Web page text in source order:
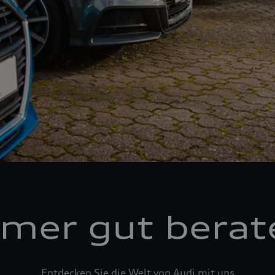
gut
Entdecken Sie die Welt von Audi mit uns